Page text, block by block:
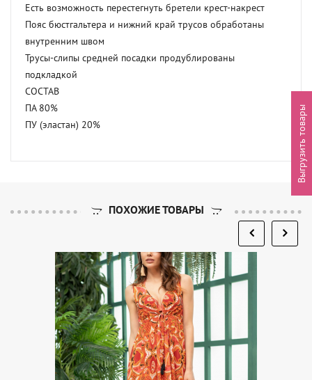
Есть возможность перестегнуть бретели крест-накрест
Пояс бюстгальтера и нижний край трусов обработаны
внутренним швом
Трусы-слипы средней посадки продублированы
подкладкой
СОСТАВ
ПА 80%
ПУ (эластан) 20%
ПОХОЖИЕ ТОВАРЫ
Выгрузить товары